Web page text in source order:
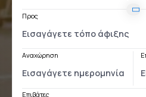
Προς
Αναχώρηση
Επιβάτες